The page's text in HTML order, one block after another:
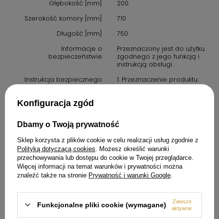
Głębokość [mm]
200
Szerokość komory [mm]
710
Długość [mm]
750
Informacje o
bezpieczeństwie
Przeznaczony jest do użytku
zgodnego z jego funkcją i
instrukcją obsługi.
Instrukcja bezpiecznego
użytkowania
1. Przeznaczenie produktu:
Używaj produktu wyłącznie w
przestrzegaj zasad
bezpieczeństwa określonych
w instrukcji obsługi. Produkt
nie jest zabawką. Należy
przechowywać go poza
zasięgiem dzieci, chyba że
3. W przypadku produktów
elektrycznych: upewnij się, że
urządzenie jest podłączone
Konfiguracja zgód
Dbamy o Twoją prywatność
Sklep korzysta z plików cookie w celu realizacji usług zgodnie z
Polityką dotyczącą cookies . Możesz określić warunki
przechowywania lub dostępu do cookie w Twojej przeglądarce.
Więcej informacji na temat warunków i prywatności można
znaleźć także na stronie Prywatność i warunki Google
Funkcjonalne pliki cookie (wymagane)
Zawsze
aktywne